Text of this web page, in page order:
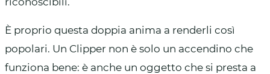
È proprio questa doppia anima a renderli così
popolari. Un Clipper non è solo un accendino che
funziona bene: è anche un oggetto che si presta a